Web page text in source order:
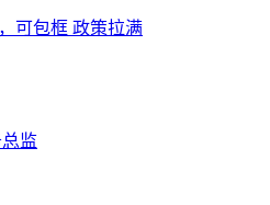
可包框 政策拉满
监